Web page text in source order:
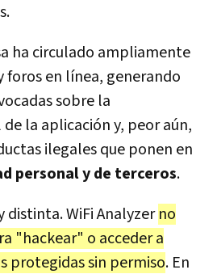
ha circulado ampliamente
foros en línea, generando
sobre la
la aplicación y, peor aún,
ilegales que ponen en
personal y de terceros.
distinta. WiFi Analyzerno
"hackear" o acceder a
protegidas sin permiso. En